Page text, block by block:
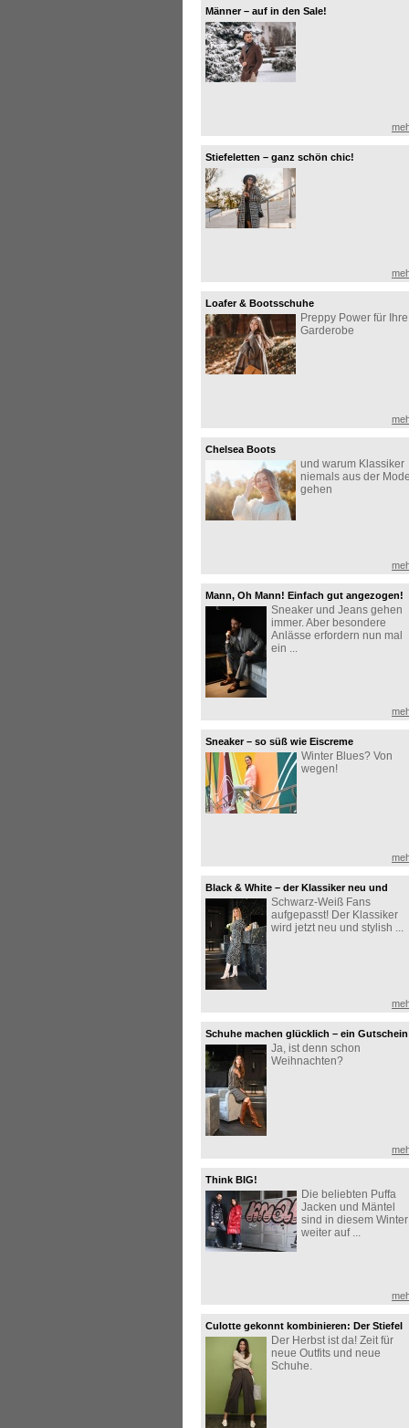
Männer – auf in den Sale!
Stiefeletten – ganz schön chic!
Loafer & Bootsschuhe
Preppy Power für Ihre
Garderobe
Chelsea Boots
und warum Klassiker
niemals aus der
gehen
Mann, Oh Mann! Einfach gut angezogen!
Sneaker und Jeans gehen
immer. Aber besondere
Anlässe erfordern nun mal
ein ...
Sneaker – so süß wie Eiscreme
Winter Blues? Von
wegen!
Black & White – der Klassiker neu und
stilvoll interpretiertSchwarz-Weiß Fans
aufgepasst! Der Klassiker
wird jetzt neu und stylish ...
Schuhe machen glücklich – ein Gutschein
zu Weihnachten erst recht!
Ja, ist denn schon
Weihnachten?
Think BIG!
Die beliebten Puffa
Jacken und Mäntel
sind in diesem Winter
weiter auf ...
Culotte gekonnt kombinieren: Der Stiefel
macht den Look perfekt!Der Herbst ist da! Zeit für
neue Outfits und neue
Schuhe.